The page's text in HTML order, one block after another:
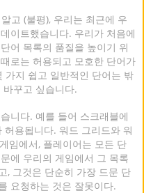
고 (불평), 우리는 최근에 우
이트했습니다. 우리가 처음에
어 목록의 품질을 높이기 위
로는 허용되고 모호한 단어가
가지 쉽고 일반적인 단어는 밖
꾸고 싶습니다.
니다. 예를 들어 스크래블에
용됩니다. 워드 그리드와 워
임에서, 플레이어는 모든 단
에 우리의 게임에서 그 목록
, 그것은 단순히 가장 드문 단
요청하는 것은 잘못이다.